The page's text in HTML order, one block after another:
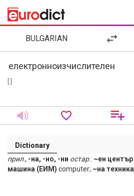
BULGARIAN
Dictionary
прил., -на, -но, -ни остар.: ~ен център
машина (ЕИМ) computer; ~на техника